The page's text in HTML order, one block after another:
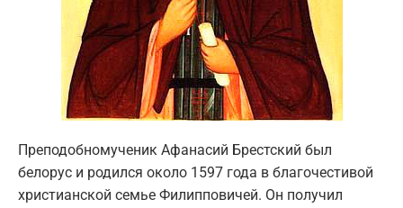
Преподобномученик Афанасий Брестский был
белорус и родился около 1597 года в благочестивой
христианской семье Филипповичей. Он получил